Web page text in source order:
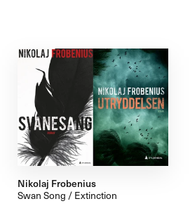
Nikolaj Frobenius
Swan Song / Extinction